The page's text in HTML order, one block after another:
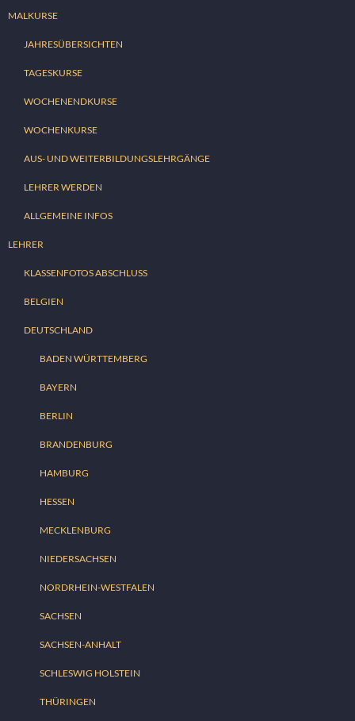
MALKURSE
JAHRESÜBERSICHTEN
TAGESKURSE
WOCHENENDKURSE
WOCHENKURSE
AUS- UND WEITERBILDUNGSLEHRGÄNGE
LEHRER WERDEN
ALLGEMEINE INFOS
LEHRER
KLASSENFOTOS ABSCHLUSS
BELGIEN
DEUTSCHLAND
BADEN WÜRTTEMBERG
BAYERN
BERLIN
BRANDENBURG
HAMBURG
HESSEN
MECKLENBURG
NIEDERSACHSEN
NORDRHEIN-WESTFALEN
SACHSEN
SACHSEN-ANHALT
SCHLESWIG HOLSTEIN
THÜRINGEN